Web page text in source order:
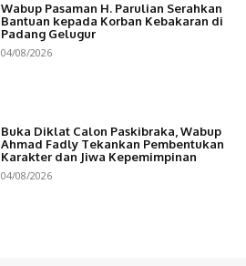
Wabup Pasaman H. Parulian Serahkan
Bantuan kepada Korban Kebakaran di
Padang Gelugur
04/08/2026
Buka Diklat Calon Paskibraka, Wabup
Ahmad Fadly Tekankan Pembentukan
Karakter dan Jiwa Kepemimpinan
04/08/2026